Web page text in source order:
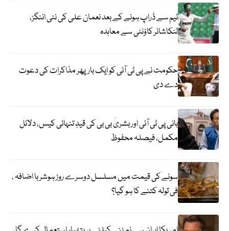
ٹیم سے ڈراپ ہونے کے بعد نعمان علی کی نئی اننگز،
لنکاشائر کاؤنٹی سے معاہدہ
حکومت نے پی ٹی آئی کو ایک بارپھر مذاکرات کی دعوت
دے دی
بانی پی ٹی آئی اور بشریٰ بی بی کی قیدِ تنہائی کیس، دلائل
مکمل، فیصلہ محفوظ
سونے کی قیمت میں مسلسل دوسرے روز ہوشربا اضافہ ،
فی تولہ کتنے کا ہو گیا؟